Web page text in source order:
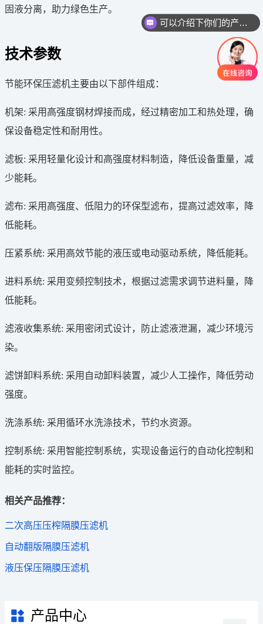
固液分离，助力绿色生产。
技术参数
节能环保压滤机主要由以下部件组成：
机架: 采用高强度钢材焊接而成，经过精密加工和热处理，确
保设备稳定性和耐用性。
滤板: 采用轻量化设计和高强度材料制造，降低设备重量，减
少能耗。
滤布: 采用高强度、低阻力的环保型滤布，提高过滤效率，降
低能耗。
压紧系统: 采用高效节能的液压或电动驱动系统，降低能耗。
进料系统: 采用变频控制技术，根据过滤需求调节进料量，降
低能耗。
滤液收集系统: 采用密闭式设计，防止滤液泄漏，减少环境污
染。
滤饼卸料系统: 采用自动卸料装置，减少人工操作，降低劳动
强度。
洗涤系统: 采用循环水洗涤技术，节约水资源。
控制系统: 采用智能控制系统，实现设备运行的自动化控制和
能耗的实时监控。
相关产品推荐：
二次高压压榨隔膜压滤机
自动翻版隔膜压滤机
液压保压隔膜压滤机
产品中心
可以介绍下你们的产品么